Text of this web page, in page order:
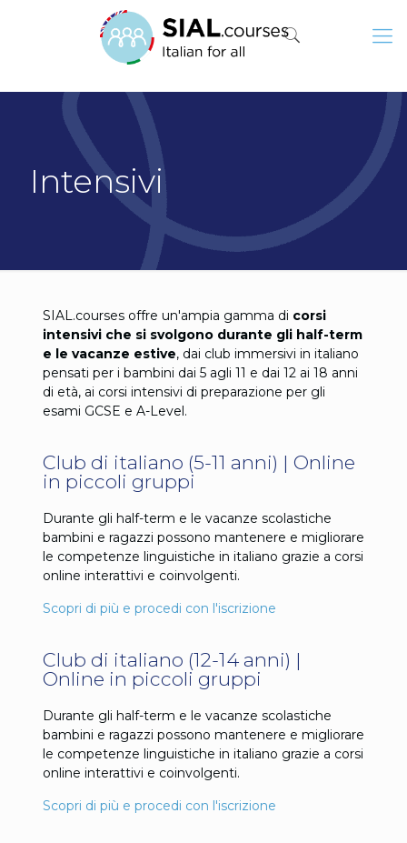
Intensivi
SIAL.courses offre un'ampia gamma di corsi
intensivi che si svolgono durante gli half-term
e le vacanze estive, dai club immersivi in italiano
pensati per i bambini dai 5 agli 11 e dai 12 ai 18 anni
di età, ai corsi intensivi di preparazione per gli
esami GCSE e A-Level.
Club di italiano (5-11 anni) | Online
in piccoli gruppi
Durante gli half-term e le vacanze scolastiche
bambini e ragazzi possono mantenere e migliorare
le competenze linguistiche in italiano grazie a corsi
online interattivi e coinvolgenti.
Scopri di più e procedi con l'iscrizione
Club di italiano (12-14 anni) |
Online in piccoli gruppi
Durante gli half-term e le vacanze scolastiche
bambini e ragazzi possono mantenere e migliorare
le competenze linguistiche in italiano grazie a corsi
online interattivi e coinvolgenti.
Scopri di più e procedi con l'iscrizione